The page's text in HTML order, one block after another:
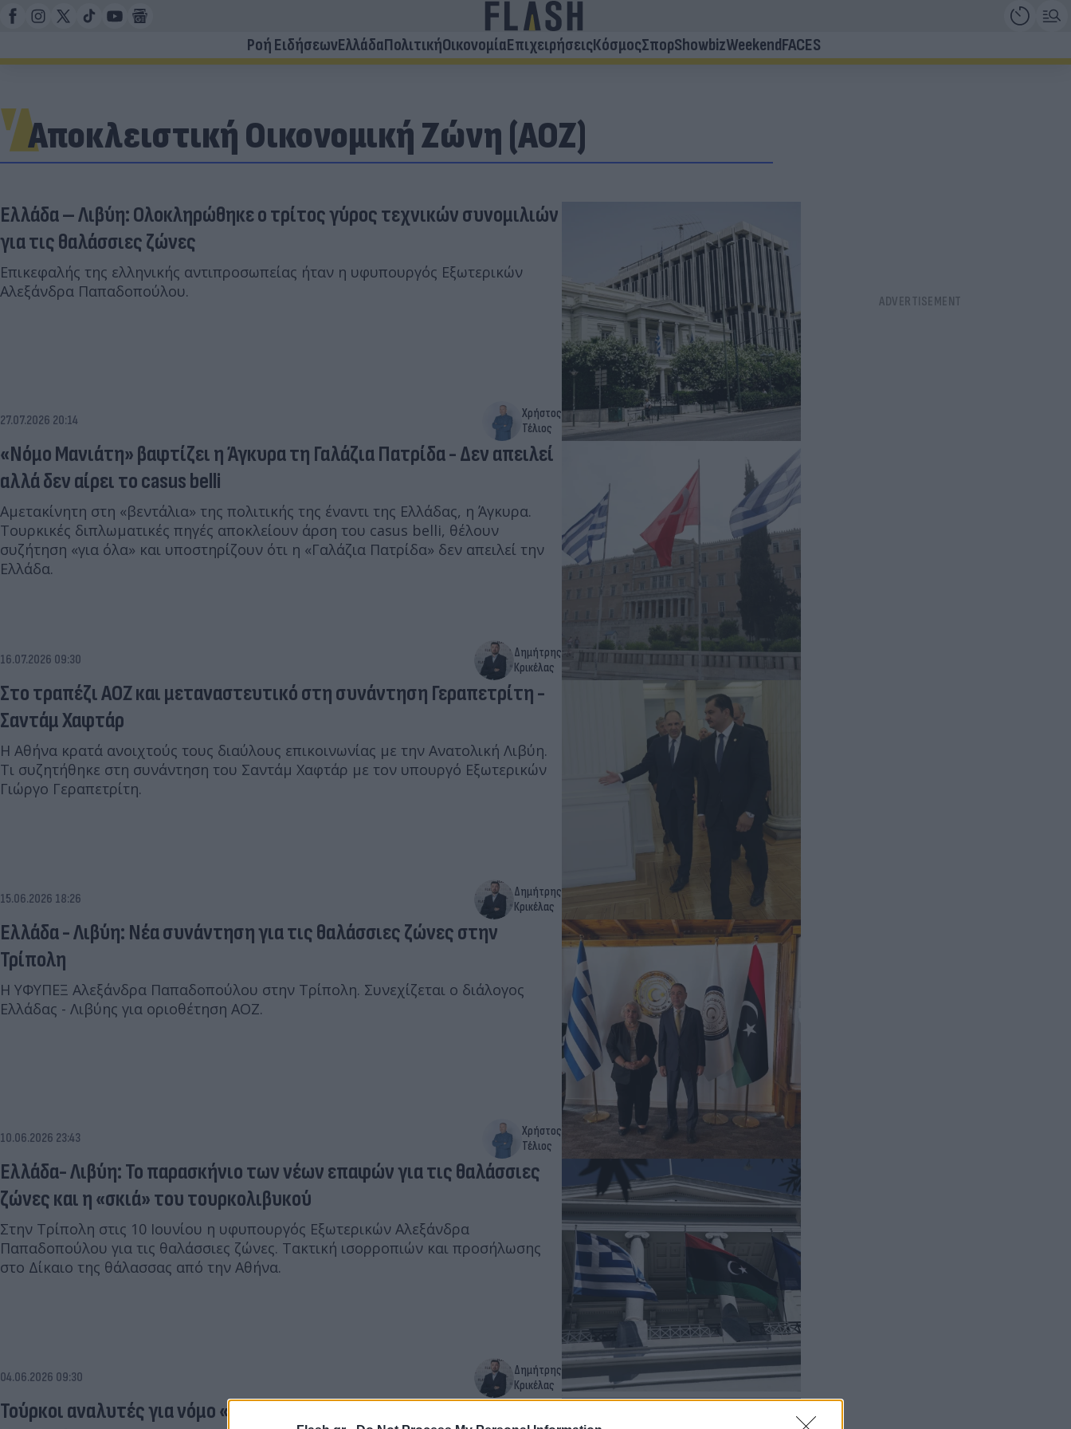
Ροή ΕιδήσεωνΕλλάδαΠολιτικήΟικονομίαΕπιχειρήσειςΚόσμοςΣπορShowbizWeekendFACES
Αποκλειστική Οικονομική Ζώνη (ΑΟΖ)
Ελλάδα – Λιβύη: Ολοκληρώθηκε ο τρίτος γύρος τεχνικών συνομιλιών
για τις θαλάσσιες ζώνες
Επικεφαλής της ελληνικής αντιπροσωπείας ήταν η υφυπουργός Εξωτερικών
Αλεξάνδρα Παπαδοπούλου.
27.07.2026 20:14
Χρήστος
Τέλιος
«Νόμο Μανιάτη» βαφτίζει η Άγκυρα τη Γαλάζια Πατρίδα - Δεν απειλεί
αλλά δεν αίρει το casus belli
Αμετακίνητη στη «βεντάλια» της πολιτικής της έναντι της Ελλάδας, η Άγκυρα.
Τουρκικές διπλωματικές πηγές αποκλείουν άρση του casus belli, θέλουν
συζήτηση «για όλα» και υποστηρίζουν ότι η «Γαλάζια Πατρίδα» δεν απειλεί την
Ελλάδα.
16.07.2026 09:30
Δημήτρης
Κρικέλας
Στο τραπέζι ΑΟΖ και μεταναστευτικό στη συνάντηση Γεραπετρίτη -
Σαντάμ Χαφτάρ
Η Αθήνα κρατά ανοιχτούς τους διαύλους επικοινωνίας με την Ανατολική Λιβύη.
Τι συζητήθηκε στη συνάντηση του Σαντάμ Χαφτάρ με τον υπουργό Εξωτερικών
Γιώργο Γεραπετρίτη.
15.06.2026 18:26
Δημήτρης
Κρικέλας
Ελλάδα - Λιβύη: Νέα συνάντηση για τις θαλάσσιες ζώνες στην
Τρίπολη
Η ΥΦΥΠΕΞ Αλεξάνδρα Παπαδοπούλου στην Τρίπολη. Συνεχίζεται ο διάλογος
Ελλάδας - Λιβύης για οριοθέτηση ΑΟΖ.
10.06.2026 23:43
Χρήστος
Τέλιος
Ελλάδα- Λιβύη: Το παρασκήνιο των νέων επαφών για τις θαλάσσιες
ζώνες και η «σκιά» του τουρκολιβυκού
Στην Τρίπολη στις 10 Ιουνίου η υφυπουργός Εξωτερικών Αλεξάνδρα
Παπαδοπούλου για τις θαλάσσιες ζώνες. Τακτική ισορροπιών και προσήλωσης
στο Δίκαιο της θάλασσας από την Αθήνα.
04.06.2026 09:30
Δημήτρης
Κρικέλας
Τούρκοι αναλυτές για νόμο «Γαλάζιας Πατρίδας»: Μπορούμε να